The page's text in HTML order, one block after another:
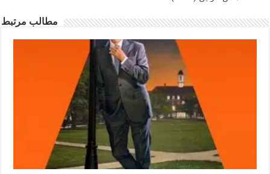
مطالب مرتبط